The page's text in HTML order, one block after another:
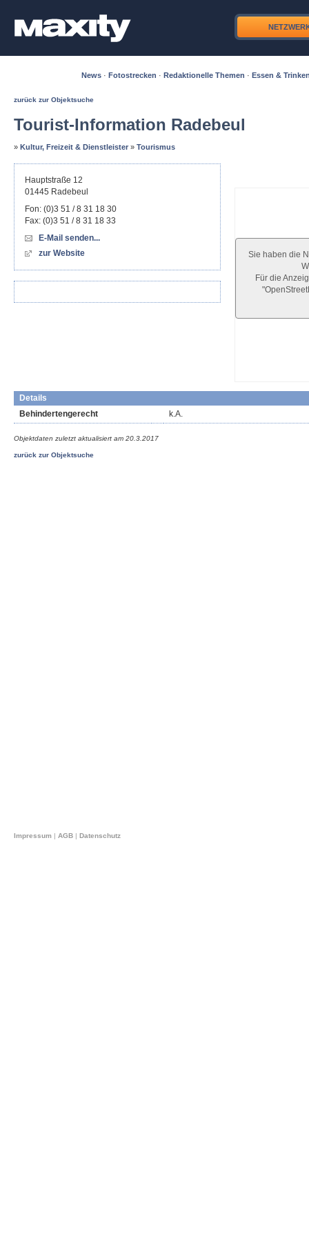
News · Fotostrecken · Redaktionelle Themen · Essen &
zurück zur Objektsuche
Tourist-Information Radebeul
» Kultur, Freizeit & Dienstleister » Tourismus
Sie haben die
Für die
Hauptstraße 12
01445 Radebeul
Fon: (0)3 51 / 8 31 18 30
Fax: (0)3 51 / 8 31 18 33
E-Mail senden...
zur Website
Details
Behindertengerecht
k.A.
Objektdaten zuletzt aktualisiert am 20.3.2017
zurück zur Objektsuche
Impressum AGB Datenschutz